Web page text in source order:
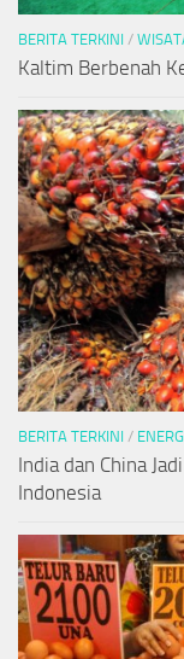
BERITA TERKINI /
Kaltim Berbenah
BERITA TERKINI /
India dan China
Indonesia